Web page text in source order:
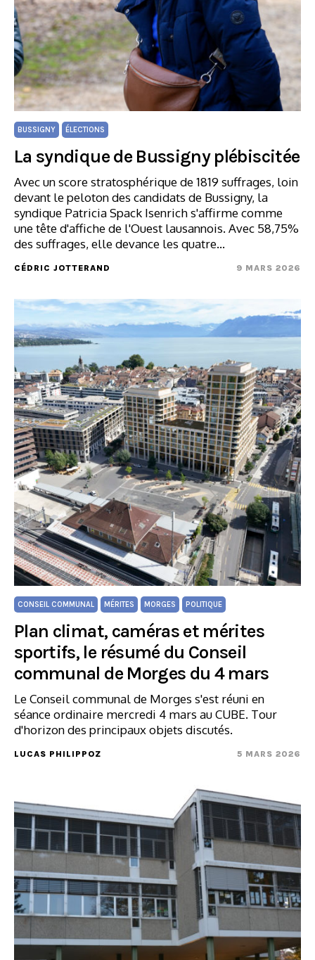
BUSSIGNY ÉLECTIONS
La syndique de Bussigny plébiscitée
Avec un score stratosphérique de 1819 suffrages, loin
devant le peloton des candidats de Bussigny, la
syndique Patricia Spack Isenrich s'affirme comme
une tête d'affiche de l'Ouest lausannois. Avec 58,75%
des suffrages, elle devance les quatre…
CÉDRIC JOTTERAND 9 MARS 2026
CONSEIL COMMUNAL MÉRITES MORGES POLITIQUE
Plan climat, caméras et mérites
sportifs, le résumé du Conseil
communal de Morges du 4 mars
Le Conseil communal de Morges s'est réuni en
séance ordinaire mercredi 4 mars au CUBE. Tour
d'horizon des principaux objets discutés.
LUCAS PHILIPPOZ 5 MARS 2026